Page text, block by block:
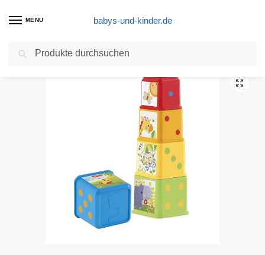
MENU babys-und-kinder.de
Start Baby Spielzeug Produkte / Fisher-Price CDC52 – Bunte Stapelwürfel Baby Spielzeug zum Sortieren und Stapeln, Spielzeug ab 6 Monaten